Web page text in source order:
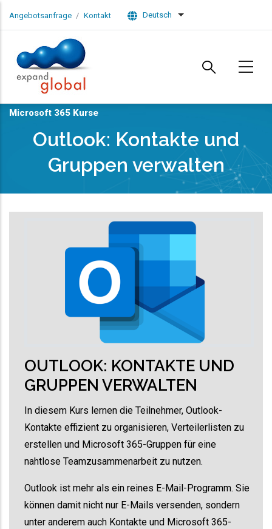
Angebotsanfrage Kontakt Deutsch List additional actions
Microsoft 365 Kurse
Outlook: Kontakte und
Gruppen verwalten
OUTLOOK: KONTAKTE UND
GRUPPEN VERWALTEN
In diesem Kurs lernen die Teilnehmer, Outlook-
Kontakte effizient zu organisieren, Verteilerlisten zu
erstellen und Microsoft 365-Gruppen für eine
nahtlose Teamzusammenarbeit zu nutzen.
Outlook ist mehr als ein reines E-Mail-Programm. Sie
können damit nicht nur E-Mails versenden, sondern
unter anderem auch Kontakte und Microsoft 365-